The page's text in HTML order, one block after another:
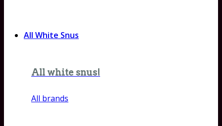
All White Snus
All white snus!
All brands